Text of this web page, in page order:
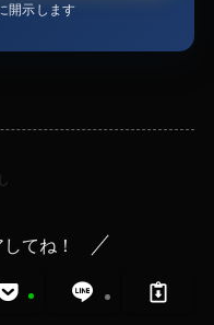
開示します
てね！